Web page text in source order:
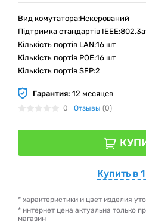
Вид комутатора:Некерований
Підтримка стандартів
Кількість портів LAN:16 шт
Кількість портів РOE:16 шт
Кількість портів SFP:2
Гарантия: 12 месяцев
0 Отзывы (0)
Купить в
* характеристики и цвет изделия
* интернет цена актуальна только
магазин